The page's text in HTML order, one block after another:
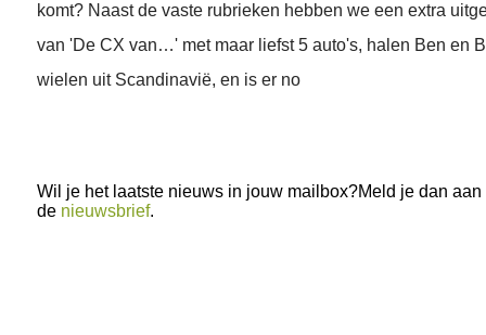
komt? Naast de vaste rubrieken hebben we een extra
van 'De CX van…' met maar liefst 5 auto's, halen Ben en
wielen uit Scandinavië, en is er no
Wil je het laatste nieuws in jouw mailbox?Meld je dan aan
de nieuwsbrief.